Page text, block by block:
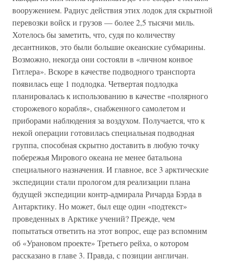
вооружением. Радиус действия этих лодок для скрытной
перевозки войск и грузов — более 2,5 тысячи миль.
Хотелось бы заметить, что, судя по количеству
десантников, это были большие океанские субмарины.
Возможно, некогда они состояли в «личном конвое
Гитлера». Вскоре в качестве подводного транспорта
появилась еще 1 подлодка. Четвертая подлодка
планировалась к использованию в качестве «полярного
сторожевого корабля», снабженного самолетом и
приборами наблюдения за воздухом. Получается, что к
некой операции готовилась специальная подводная
группа, способная скрытно доставить в любую точку
побережья Мирового океана не менее батальона
специального назначения. И главное, все 3 арктические
экспедиции стали прологом для реализации плана
будущей экспедиции контр-адмирала Ричарда Бэрда в
Антарктику. Но может, был еще один «подтекст»
проведенных в Арктике учений? Прежде, чем
попытаться ответить на этот вопрос, еще раз вспомним
об «Урановом проекте» Третьего рейха, о котором
рассказано в главе 3. Правда, с позиции англичан.